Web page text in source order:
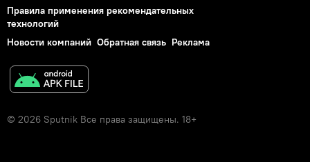
Правила применения рекомендательных
технологий
Новости компаний Обратная связь Реклама
© 2026 Sputnik Все права защищены. 18+